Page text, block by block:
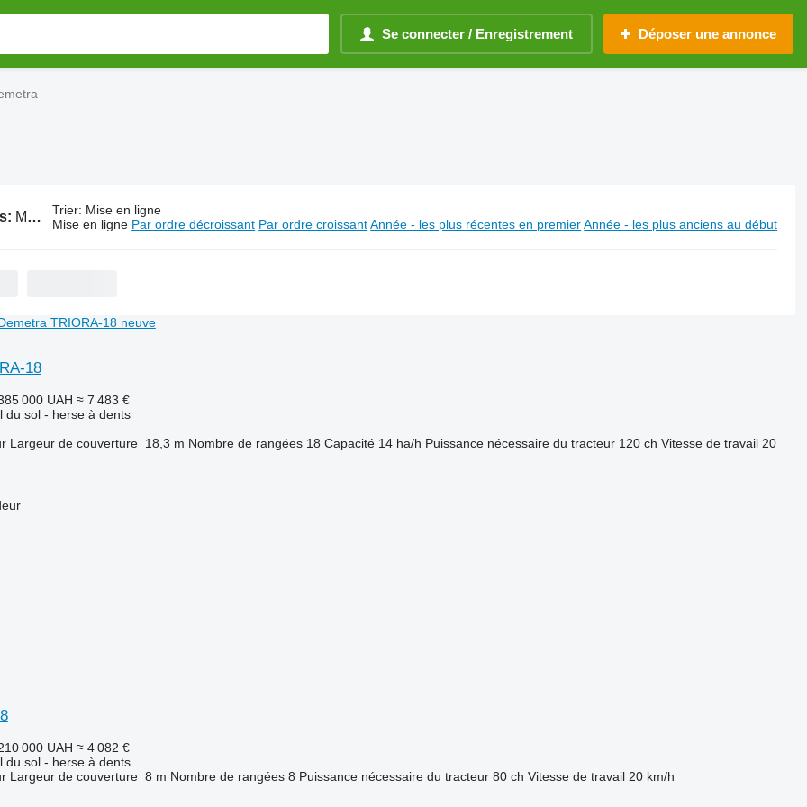
Se connecter / Enregistrement Déposer une annonce
Matériel de travail du sol Demetra Trier: Mise en ligne
Mise en ligne Par ordre décroissant Par ordre croissant Année - les plus récentes en premier Année - les plus anciens au début
18
000 UAH ≈ 7 483 €
du sol - herse à dents
Largeur de couverture 18,3 m Nombre de rangées 18 Capacité 14 ha/h Puissance nécessaire du tracteur 120 ch Vitesse de travail 20
000 UAH ≈ 4 082 €
du sol - herse à dents
Largeur de couverture 8 m Nombre de rangées 8 Puissance nécessaire du tracteur 80 ch Vitesse de travail 20 km/h